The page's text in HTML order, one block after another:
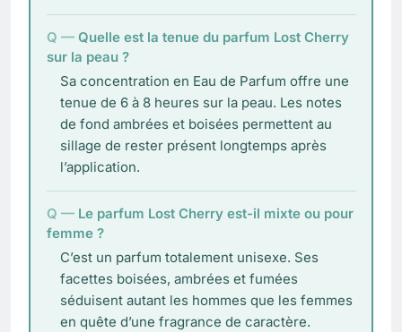
Quelle est la tenue du parfum Lost Cherry
sur la peau ?
Sa concentration en Eau de Parfum offre une
tenue de 6 à 8 heures sur la peau. Les notes
de fond ambrées et boisées permettent au
sillage de rester présent longtemps après
l’application.
Le parfum Lost Cherry est-il mixte ou pour
femme ?
C’est un parfum totalement unisexe. Ses
facettes boisées, ambrées et fumées
séduisent autant les hommes que les femmes
en quête d’une fragrance de caractère.